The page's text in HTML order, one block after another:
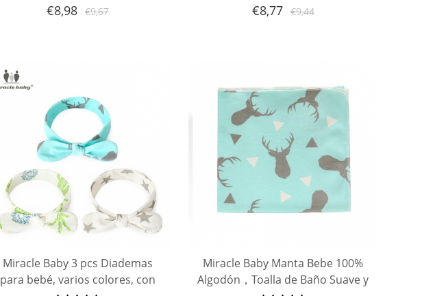
Alimentación para Recién
€8,98 €9,67
Apoyo, Almohada infantil
€8,77 €9,44
Miracle Baby 3 pcs Diademas
para bebé, varios colores, con
Miracle Baby Manta Bebe 100%
Algodón，Toalla de Baño Suave y